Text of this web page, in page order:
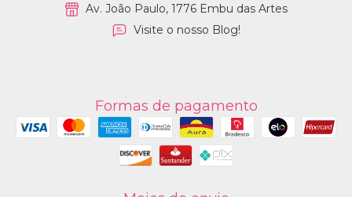
Av. João Paulo, 1776 Embu das Artes
Visite o nosso Blog!
Formas de pagamento